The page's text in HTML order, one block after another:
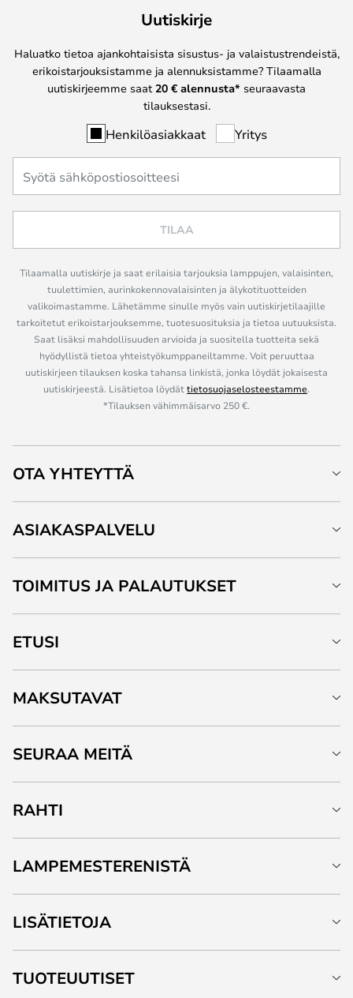
Uutiskirje
Haluatko tietoa ajankohtaisista sisustus- ja valaistustrendeistä,
erikoistarjouksistamme ja alennuksistamme? Tilaamalla
uutiskirjeemme saat 20 € alennusta* seuraavasta
tilauksestasi.
Henkilöasiakkaat Yritys
TILAA
Tilaamalla uutiskirje ja saat erilaisia tarjouksia lamppujen, valaisinten,
tuulettimien, aurinkokennovalaisinten ja älykotituotteiden
valikoimastamme. Lähetämme sinulle myös vain uutiskirjetilaajille
tarkoitetut erikoistarjouksemme, tuotesuosituksia ja tietoa uutuuksista.
Saat lisäksi mahdollisuuden arvioida ja suositella tuotteita sekä
hyödyllistä tietoa yhteistyökumppaneiltamme. Voit peruuttaa
uutiskirjeen tilauksen koska tahansa linkistä, jonka löydät jokaisesta
uutiskirjeestä. Lisätietoa löydättietosuojaselosteestamme.
*Tilauksen vähimmäisarvo 250 €.
OTA YHTEYTTÄ
ASIAKASPALVELU
TOIMITUS JA PALAUTUKSET
ETUSI
MAKSUTAVAT
SEURAA MEITÄ
RAHTI
LAMPEMESTERENISTÄ
LISÄTIETOJA
TUOTEUUTISET